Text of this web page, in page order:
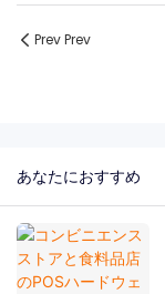
Prev Prev
あなたにおすすめ